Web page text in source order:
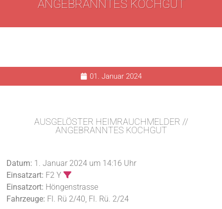
ANGEBRANNTES KOCHGUT
01. Januar 2024
AUSGELÖSTER HEIMRAUCHMELDER //
ANGEBRANNTES KOCHGUT
Datum: 1. Januar 2024 um 14:16 Uhr
Einsatzart: F2 Y
Einsatzort: Höngenstrasse
Fahrzeuge: Fl. Rü 2/40, Fl. Rü. 2/24